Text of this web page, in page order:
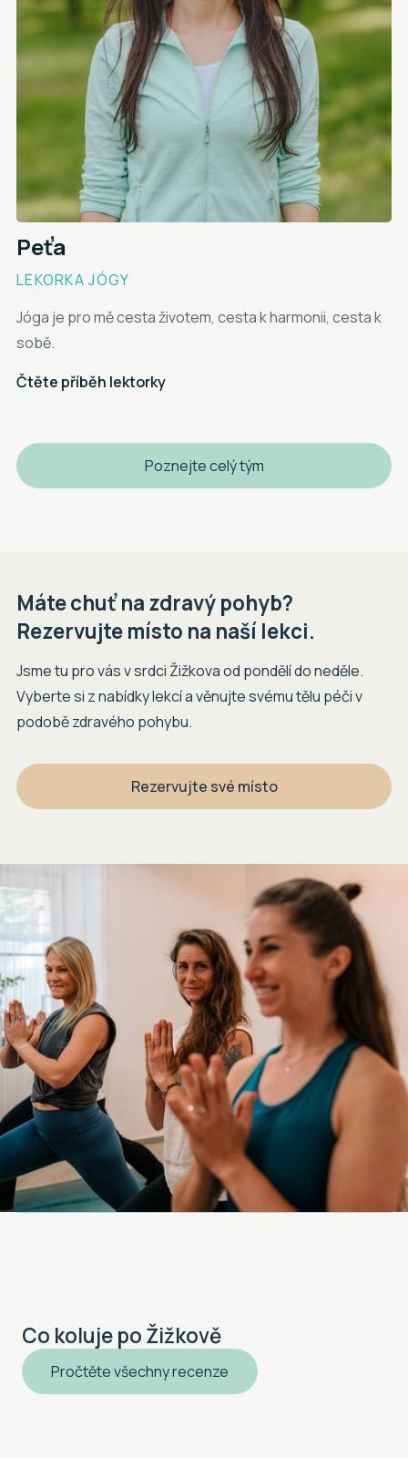
Peťa
LEKORKA JÓGY
Jóga je pro mě cesta životem, cesta k harmonii, cesta k
sobě.
Čtěte příběh lektorky
Poznejte celý tým
Máte chuť na zdravý pohyb?
Rezervujte místo na naší lekci.
Jsme tu pro vás v srdci Žižkova od pondělí do neděle.
Vyberte si z nabídky lekcí a věnujte svému tělu péči v
podobě zdravého pohybu.
Rezervujte své místo
Co koluje po Žižkově
Pročtěte všechny recenze